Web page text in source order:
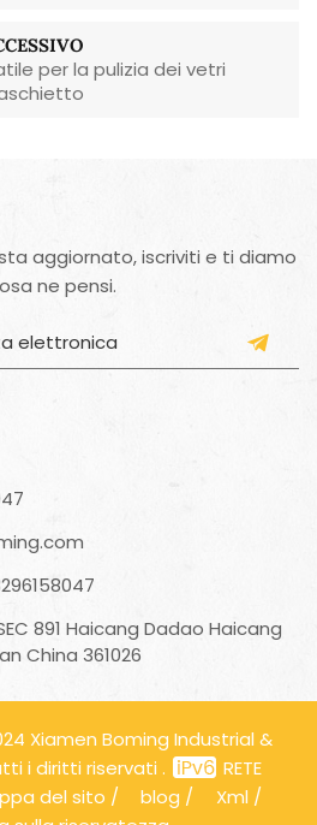
per la pulizia dei vetri
aggiornato, iscriviti e ti diamo
ne pensi.
891 Haicang Dadao Haicang
China 361026
Xiamen Boming Industrial &
i diritti riservati .
RETE
del sito / blog / Xml /